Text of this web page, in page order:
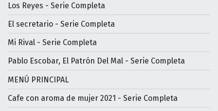
Los Reyes - Serie Completa
El secretario - Serie Completa
Mi Rival - Serie Completa
Pablo Escobar, El Patrón Del Mal - Serie Completa
MENÚ PRINCIPAL
Cafe con aroma de mujer 2021 - Serie Completa